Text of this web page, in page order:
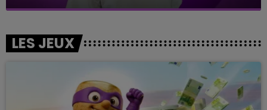
LES JEUX